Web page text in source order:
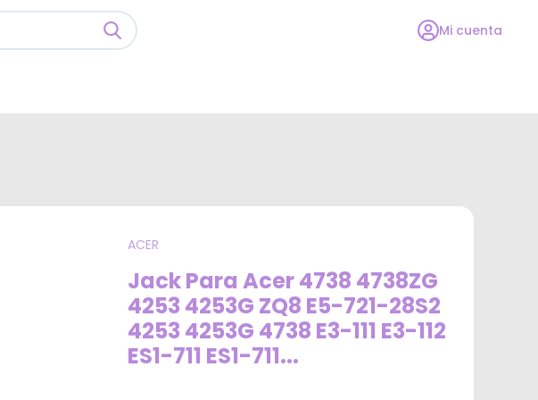
Mi cuenta
ACER
Jack Para Acer 4738 4738ZG
4253 4253G ZQ8 E5-721-28S2
4253 4253G 4738 E3-111 E3-112
ES1-711 ES1-711...